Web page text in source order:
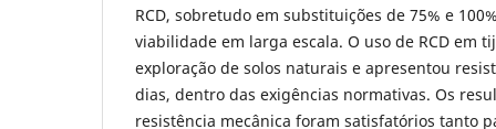
RCD, sobretudo em substituições de 75% e
viabilidade em larga escala. O uso de RCD em
exploração de solos naturais e apresentou
dias, dentro das exigências normativas. Os
resistência mecânica foram satisfatórios tanto